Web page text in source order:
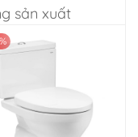
sản xuất